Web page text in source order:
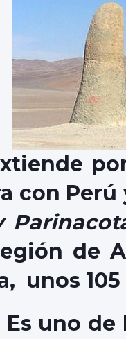
con Perú
de
unos
de los